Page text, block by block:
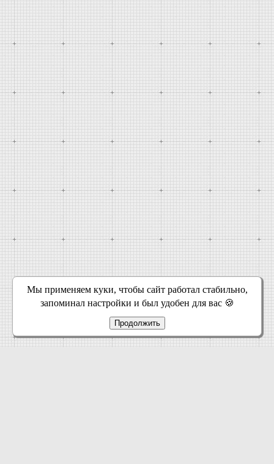
Мы применяем куки, чтобы сайт работал стабильно,
запоминал настройки и был удобен для вас 🍪
Продолжить